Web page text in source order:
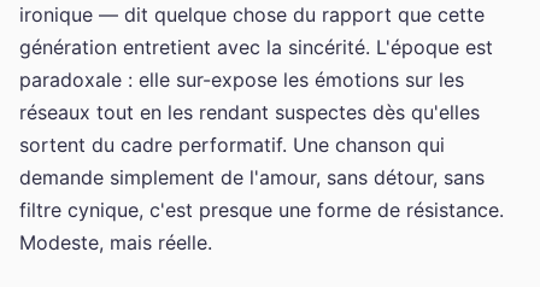
ironique — dit quelque chose du rapport que cette
génération entretient avec la sincérité. L'époque est
paradoxale : elle sur-expose les émotions sur les
réseaux tout en les rendant suspectes dès qu'elles
sortent du cadre performatif. Une chanson qui
demande simplement de l'amour, sans détour, sans
filtre cynique, c'est presque une forme de résistance.
Modeste, mais réelle.